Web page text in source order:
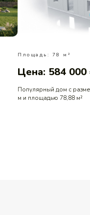
Площадь: 78 м²
Цена: 584 000
Популярный дом с
м и площадью 78,88 м²